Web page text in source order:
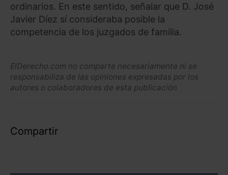
ordinarios. En este sentido, señalar que D. José
Javier Díez sí consideraba posible la
competencia de los juzgados de familia.
ElDerecho.com no comparte necesariamente ni se
responsabiliza de las opiniones expresadas por los
autores o colaboradores de esta publicación
Compartir